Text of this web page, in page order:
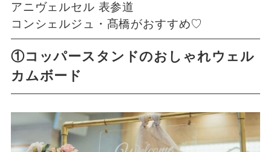
アニヴェルセル 表参道
コンシェルジュ・髙橋がおすすめ♡
①コッパースタンドのおしゃれウェル
カムボード